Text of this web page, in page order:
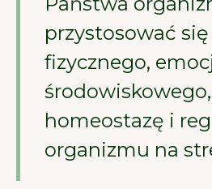
przystosować
fizycznego,
homeostazę i
organizmu na